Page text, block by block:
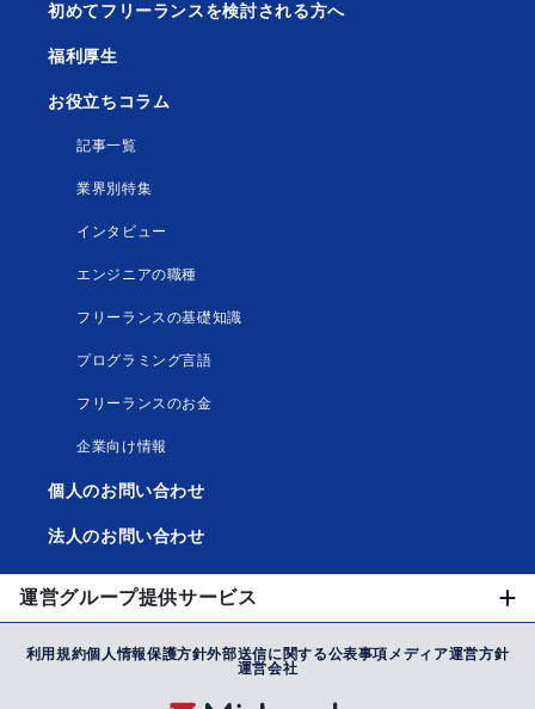
初めてフリーランスを検討される方へ
福利厚生
お役立ちコラム
記事一覧
業界別特集
インタビュー
エンジニアの職種
フリーランスの基礎知識
プログラミング言語
フリーランスのお金
企業向け情報
個人のお問い合わせ
法人のお問い合わせ
運営グループ提供サービス
利用規約個人情報保護方針外部送信に関する公表事項メディア運営方針
運営会社